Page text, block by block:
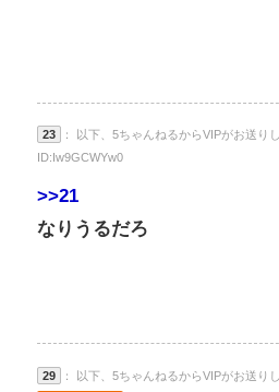
23
： 以下、5ちゃんねるからVIPがお送り
ID:Iw9GCWYw0
>>21
なりうるだろ
29
： 以下、5ちゃんねるからVIPがお送り